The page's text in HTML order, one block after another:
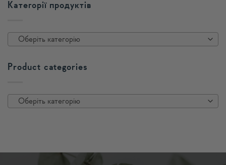
Категорії продуктів
Оберіть категорію
Product categories
Оберіть категорію